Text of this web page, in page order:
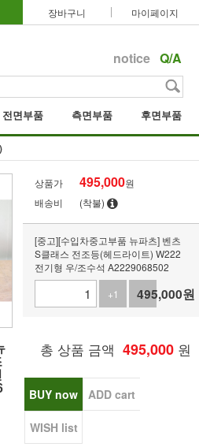
장바구니 마이페이지
notice Q/A
전면부품 측면부품 후면부품
상품가 495,000원
배송비
(착불)
[중고][수입차중고부품 뉴파츠] 벤츠
S클래스 전조등(헤드라이트) W222
전기형 우/조수석 A2229068502
+1
-1
495,000원
총 상품 금액 495,000 원
BUY now ADD cart
WISH list